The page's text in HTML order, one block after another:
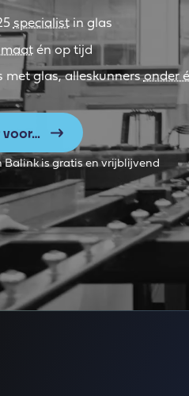
specialistin glas
én op tijd
met glas, alleskunnersonder
voor…
Balink is gratis en vrijblijvend